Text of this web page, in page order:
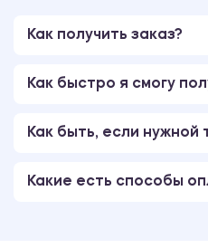
Как получить заказ?
Как быстро я смогу
Как быть, если нужной
Какие есть способы